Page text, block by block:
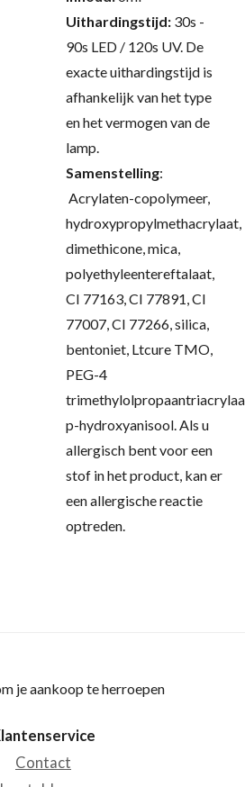
Uithardingstijd: 30s -
90s LED / 120s UV. De
exacte uithardingstijd is
afhankelijk van het type
en het vermogen van de
lamp.
Samenstelling:
Acrylaten-copolymeer,
hydroxypropylmethacrylaat,
dimethicone, mica,
polyethyleentereftalaat,
CI 77163, CI 77891, CI
77007, CI 77266, silica,
bentoniet, Ltcure TMO,
PEG-4
p-hydroxyanisool.Als u
allergisch bent voor een
stof in het product, kan er
een allergische reactie
optreden.
je aankoop te herroepen
Contact